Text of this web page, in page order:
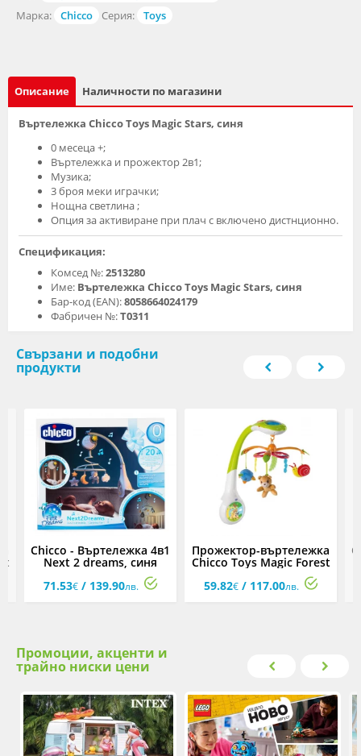
Марка:
Chicco Серия: Toys
Описание Наличности по магазини
Въртележка Chicco Toys Magic Stars, синя
0 месеца +;
Въртележка и прожектор 2в1;
Музика;
3 броя меки играчки;
Нощна светлина ;
Опция за активиране при плач с включено дистнционно.
Спецификация:
Комсед №:2513280
Име: Въртележка Chicco Toys Magic Stars, синя
Бар-код (EAN):8058664024179
Фабричен №:Т0311
Свързани и подобни
продукти
Chicco - Въртележка 4в1
Next 2 dreams, синя
71.53€/ 139.90лв.
Прожектор-въртележка
Chicco Toys Magic Forest
59.82€/ 117.00лв.
Промоции, акценти и
трайно ниски цени